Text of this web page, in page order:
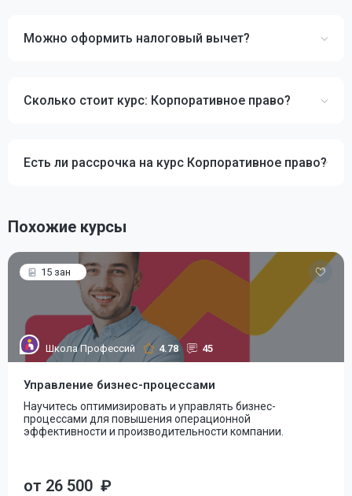
Можно оформить налоговый вычет?
Сколько стоит курс: Корпоративное право?
Есть ли рассрочка на курс Корпоративное право?
Похожие курсы
15 зан
Школа Профессий 4.78 45
Управление бизнес-процессами
Научитесь оптимизировать и управлять бизнес-
процессами для повышения операционной
эффективности и производительности компании.
от 26 500 ₽